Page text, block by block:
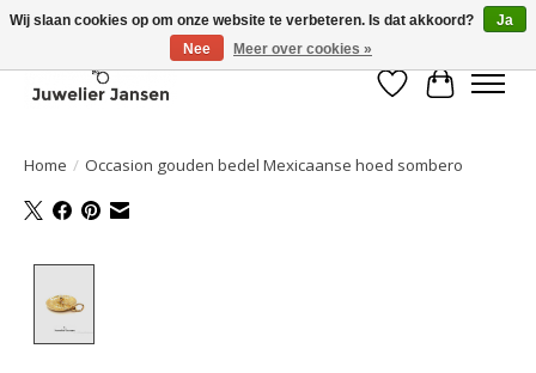
Verlanglijst
Home / Occasion gouden bedel Mexicaanse hoed sombero
Wij slaan cookies op om onze website te verbeteren. Is dat akkoord?
Ja
Nee
Meer over cookies »